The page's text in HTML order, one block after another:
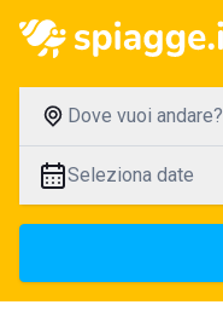
Dove vuoi andare?
Seleziona date